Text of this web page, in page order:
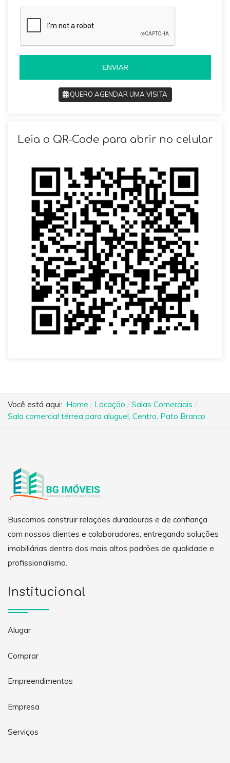
i
5
5
ENVIAR
QUERO AGENDAR UMA VISITA
Leia o QR-Code para abrir no celular
Você está aqui: Home Locação
Salas Comerciais
Sala comercial térrea para aluguel, Centro, Pato Branco
Buscamos construir relações duradouras e de confiança
com nossos clientes e colaboradores, entregando soluções
imobiliárias dentro dos mais altos padrões de qualidade e
profissionalismo.
Institucional
Alugar
Comprar
Empreendimentos
Empresa
Serviços